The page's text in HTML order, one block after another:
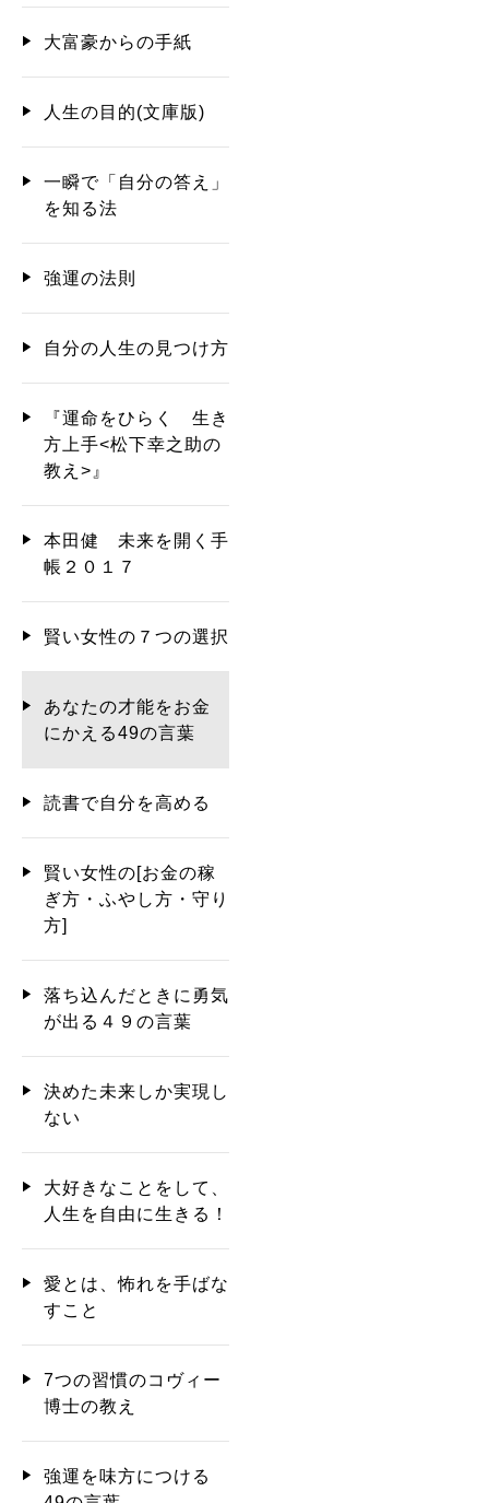
大富豪からの手紙
人生の目的(文庫版)
一瞬で「自分の答え」
を知る法
強運の法則
自分の人生の見つけ方
『運命をひらく 生き
方上手<松下幸之助の
教え>』
本田健 未来を開く手
帳２０１７
賢い女性の７つの選択
あなたの才能をお金
にかえる49の言葉
読書で自分を高める
賢い女性の[お金の稼
ぎ方・ふやし方・守り
方]
落ち込んだときに勇気
が出る４９の言葉
決めた未来しか実現し
ない
大好きなことをして、
人生を自由に生きる！
愛とは、怖れを手ばな
すこと
7つの習慣のコヴィー
博士の教え
強運を味方につける